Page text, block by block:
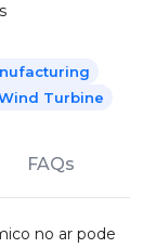
Turbine
FAQs
no ar pode